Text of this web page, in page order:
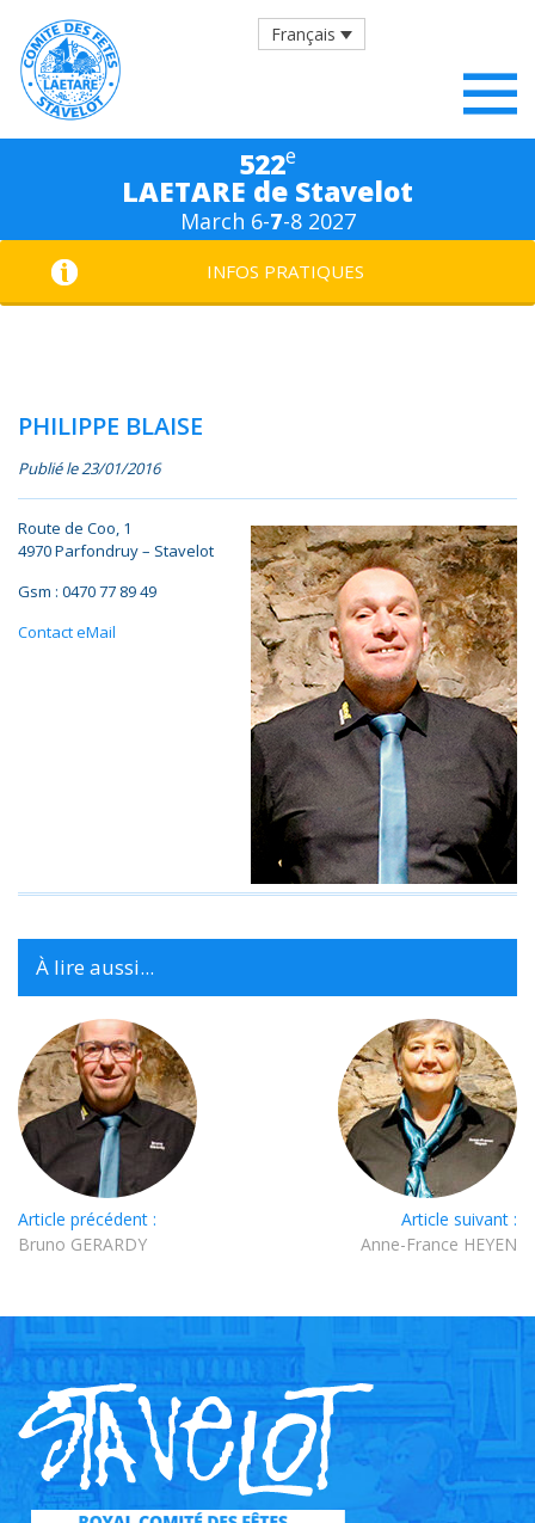
Français
522e
LAETARE de Stavelot
March 6-7-8 2027
INFOS PRATIQUES
PHILIPPE BLAISE
Publié le 23/01/2016
Route de Coo, 1
4970 Parfondruy – Stavelot
Gsm : 0470 77 89 49
Contact eMail
À lire aussi...
Article précédent :
Bruno GERARDY
Article suivant :
Anne-France HEYEN